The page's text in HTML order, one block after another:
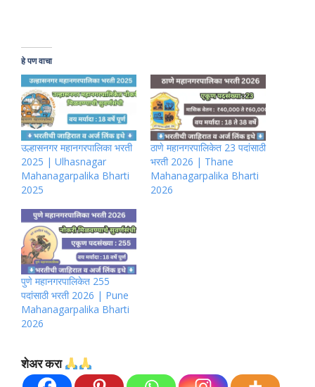
हे पण वाचा
उल्हासनगर महानगरपालिका भरती
2025 | Ulhasnagar
Mahanagarpalika Bharti
2025
ठाणे महानगरपालिकेत 23 पदांसाठी
भरती 2026 | Thane
Mahanagarpalika Bharti
2026
पुणे महानगरपालिकेत 255
पदांसाठी भरती 2026 | Pune
Mahanagarpalika Bharti
2026
शेअर करा